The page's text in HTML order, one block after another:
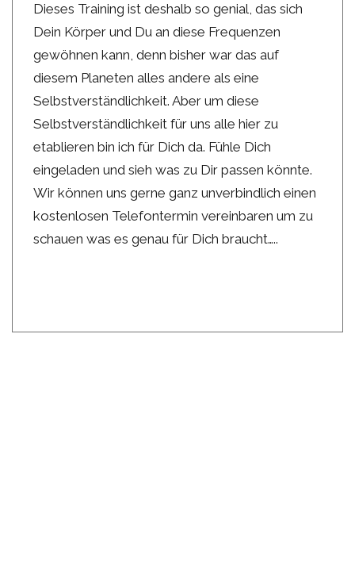
Dieses Training ist deshalb so genial, das sich
Dein Körper und Du an diese Frequenzen
gewöhnen kann, denn bisher war das auf
diesem Planeten alles andere als eine
Selbstverständlichkeit. Aber um diese
Selbstverständlichkeit für uns alle hier zu
etablieren bin ich für Dich da. Fühle Dich
eingeladen und sieh was zu Dir passen könnte.
Wir können uns gerne ganz unverbindlich einen
kostenlosen Telefontermin vereinbaren um zu
schauen was es genau für Dich braucht…..